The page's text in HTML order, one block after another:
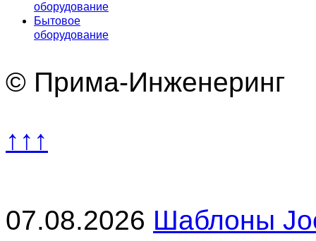
оборудование
Бытовое
оборудование
© Прима-Инженеринг
↑↑↑
07.08.2026 Шаблоны